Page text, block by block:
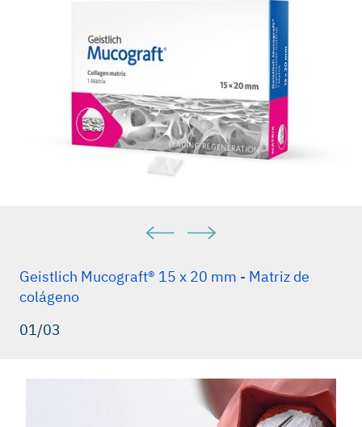
Geistlich Mucograft® 15 x 20 mm - Matriz de
colágeno
01/03